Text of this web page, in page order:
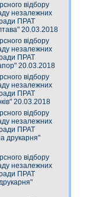
відбору
незалежних
ради ПРАТ
20.03.2018
відбору
незалежних
ради ПРАТ
20.03.2018
відбору
незалежних
ради ПРАТ
20.03.2018
відбору
незалежних
ради ПРАТ
друкарня"
відбору
незалежних
ради ПРАТ